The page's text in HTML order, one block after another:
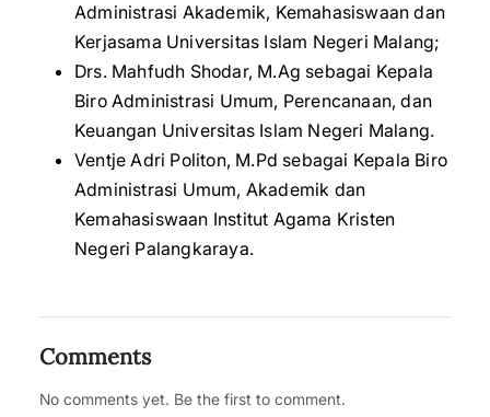
Administrasi Akademik, Kemahasiswaan dan
Kerjasama Universitas Islam Negeri Malang;
Drs. Mahfudh Shodar, M.Ag sebagai Kepala
Biro Administrasi Umum, Perencanaan, dan
Keuangan Universitas Islam Negeri Malang.
Ventje Adri Politon, M.Pd sebagai Kepala Biro
Administrasi Umum, Akademik dan
Kemahasiswaan Institut Agama Kristen
Negeri Palangkaraya.
Comments
No comments yet. Be the first to comment.